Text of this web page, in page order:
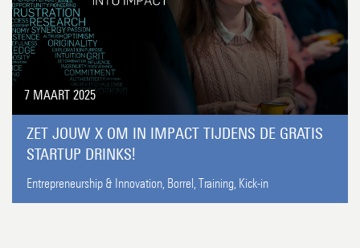
7 MAART 2025
ZET JOUW X OM IN IMPACT TIJDENS DE GRATIS
STARTUP DRINKS!
Entrepreneurship & Innovation, Borrel,Training, Kick-in